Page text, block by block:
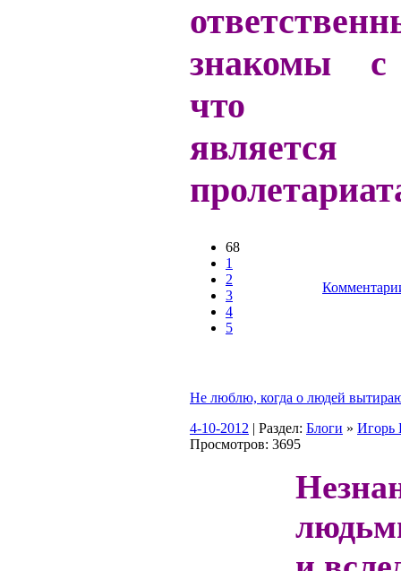
знакомы с
что
является
68
1
2
3
4
5
Не люблю, когда о людей
4-10-2012 | Раздел: Блоги »
Просмотров: 3695